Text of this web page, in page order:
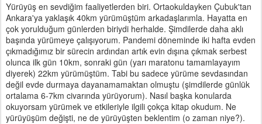
Yürüyüş en sevdiğim faaliyetlerden biri. Ortaokuldayken Çubuk'tan
Ankara'ya yaklaşık 40km yürümüştüm arkadaşlarımla. Hayatta en
çok yorulduğum günlerden biriydi herhalde. Şimdilerde daha aklı
başında yürümeye çalışıyorum. Pandemi döneminde iki hafta evden
çıkmadığımız bir sürecin ardından artık evin dışına çıkmak serbest
olunca ilk gün 10km, sonraki gün (yarı maratonu tamamlayayım
diyerek) 22km yürümüştüm. Tabi bu sadece yürüme sevdasından
değil evde durmaya dayanamamaktan olmuştu (şimdilerde günlük
ortalama 6-7km civarında yürüyorum). Nasıl başka konularda
okuyorsam yürümek ve etkileriyle ilgili çokça kitap okudum. Ne
yürüyüşüm değişti, ne de yürüyüşten beklentim (o zaman niye?).